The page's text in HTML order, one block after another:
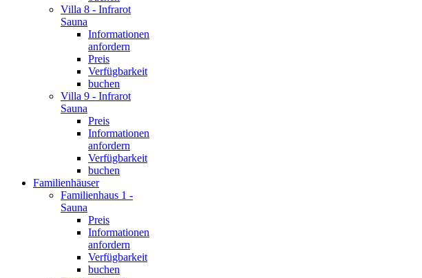
Villa 8 - Infrarot
Sauna
Informationen
anfordern
Preis
Verfügbarkeit
buchen
Villa 9 - Infrarot
Sauna
Preis
Informationen
anfordern
Verfügbarkeit
buchen
Familienhäuser
Familienhaus 1 -
Sauna
Preis
Informationen
anfordern
Verfügbarkeit
buchen